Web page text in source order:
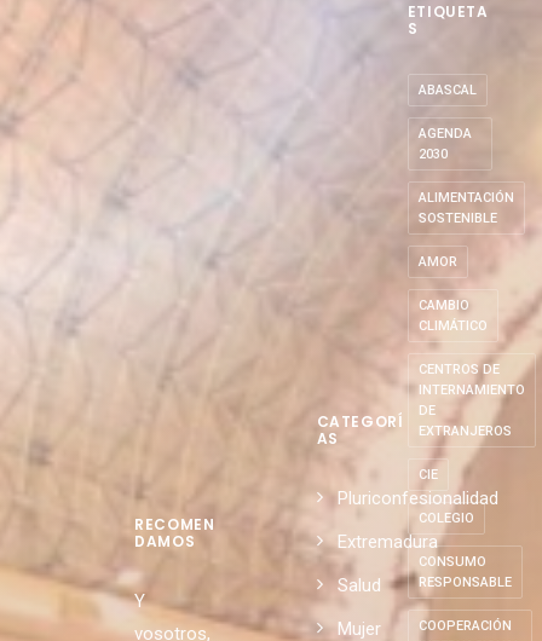
RECOMEN
DAMOS
Y
vosotros,
CATEGORÍ
AS
Pluriconfesionalidad
Extremadura
Salud
Mujer
ETIQUETA
S
ABASCAL
AGENDA
2030
ALIMENTACIÓN
SOSTENIBLE
AMOR
CAMBIO
CLIMÁTICO
CENTROS DE
INTERNAMIENTO
DE
EXTRANJEROS
CIE
COLEGIO
CONSUMO
RESPONSABLE
COOPERACIÓN